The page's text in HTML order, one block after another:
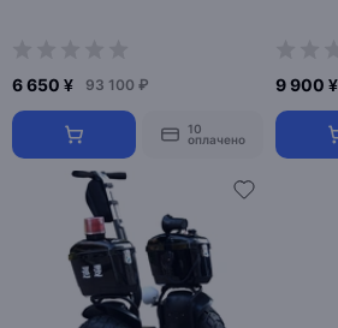
6 650 ¥ 93 100 ₽
10
оплачено
9 900 ¥